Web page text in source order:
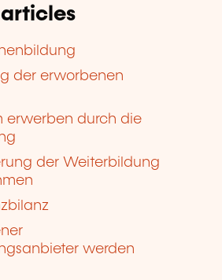
articles
der erworbenen
erwerben durch die
der Weiterbildung
werden